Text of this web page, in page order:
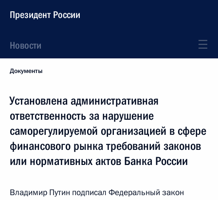
Президент России
Новости
Документы
Установлена административная
ответственность за нарушение
саморегулируемой организацией в сфере
финансового рынка требований законов
или нормативных актов Банка России
Владимир Путин подписал Федеральный закон